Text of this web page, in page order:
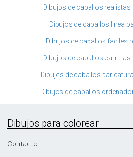
Dibujos de caballos
Dibujos de caballos linea
Dibujos de caballos faciles
Dibujos de caballos
Dibujos de caballos
Dibujos de caballos
Dibujos para colorear
Contacto